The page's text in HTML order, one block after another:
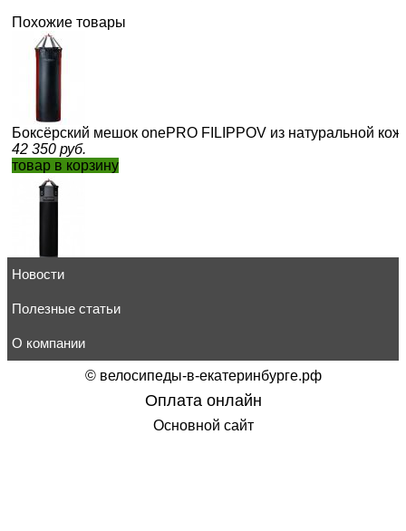
Похожие товары
Боксёрский мешок onePRO FILIPPOV из натуральной
42 350 руб.
товар в корзину
Мешок боксерский АРТ106 DYNAMIC на пружинах 180см/
товар в корзину
Боксёрский мешок ONSERS FILIPPOV черный 110см/
Новости
Полезные статьи
О компании
© велосипеды-в-екатеринбурге.рф
Оплата онлайн
Основной сайт